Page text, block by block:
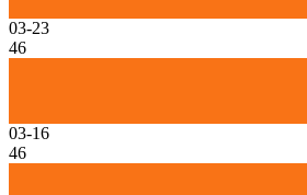
03-23
46
03-16
46